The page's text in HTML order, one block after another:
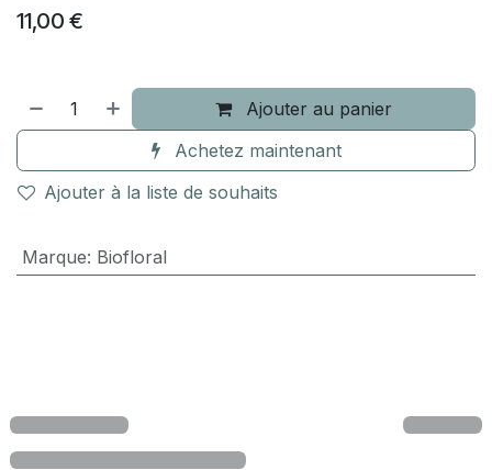
11,00 €
Ajouter au panier
Achetez maintenant
Ajouter à la liste de souhaits
Marque: Biofloral